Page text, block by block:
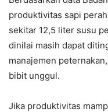
produktivitas sapi
sekitar 12,5 liter susu
dinilai masih dapat
manajemen
bibit unggul.
Jika produktivitas